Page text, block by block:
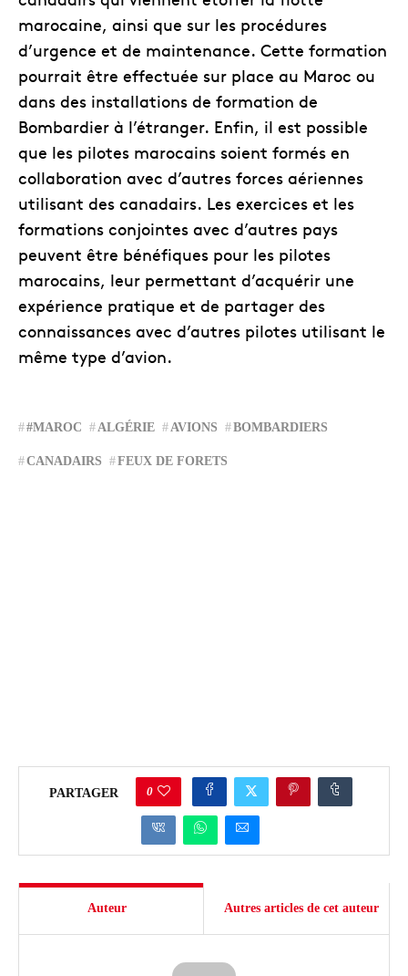
marocaine, ainsi que sur les procédures
d’urgence et de maintenance. Cette formation
pourrait être effectuée sur place au Maroc ou
dans des installations de formation de
Bombardier à l’étranger. Enfin, il est possible
que les pilotes marocains soient formés en
collaboration avec d’autres forces aériennes
utilisant des canadairs. Les exercices et les
formations conjointes avec d’autres pays
peuvent être bénéfiques pour les pilotes
marocains, leur permettant d’acquérir une
expérience pratique et de partager des
connaissances avec d’autres pilotes utilisant le
même type d’avion.
#MAROC ALGÉRIE AVIONS BOMBARDIERS
CANADAIRS FEUX DE FORETS
PARTAGER 0
Auteur Autres articles de cet auteur